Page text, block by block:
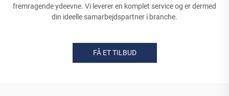
fremragende ydeevne. Vi leverer en komplet service og er dermed
din ideelle samarbejdspartner i branche.
FÅ ET TILBUD